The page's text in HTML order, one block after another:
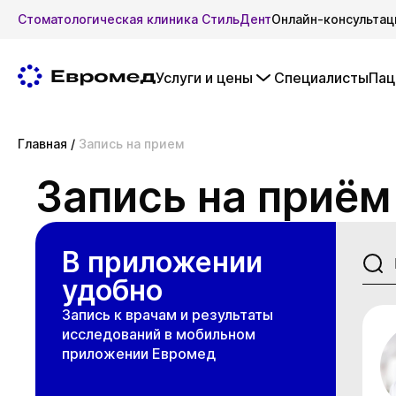
Стоматологическая клиника СтильДентОнлайн-
Услуги и цены Специалисты
Главная / Запись на прием
Запись на приём
В приложении
удобно
Запись к врачам и результаты
исследований в мобильном
приложении Евромед